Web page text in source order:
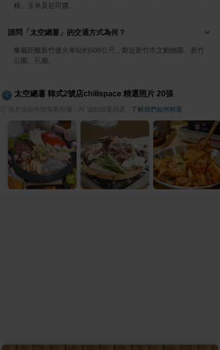
根、玉米及起司醬。
請問「太空總薯」的交通方式為何？
餐廳距離新竹後火車站約500公尺，鄰近新竹市立動物園、新竹
公園、孔廟。
太空總薯 韓式2號店chillspace 精選照片 20張
照片由合作部落客拍攝，AI 協助篩選精選 了解我們如何精選